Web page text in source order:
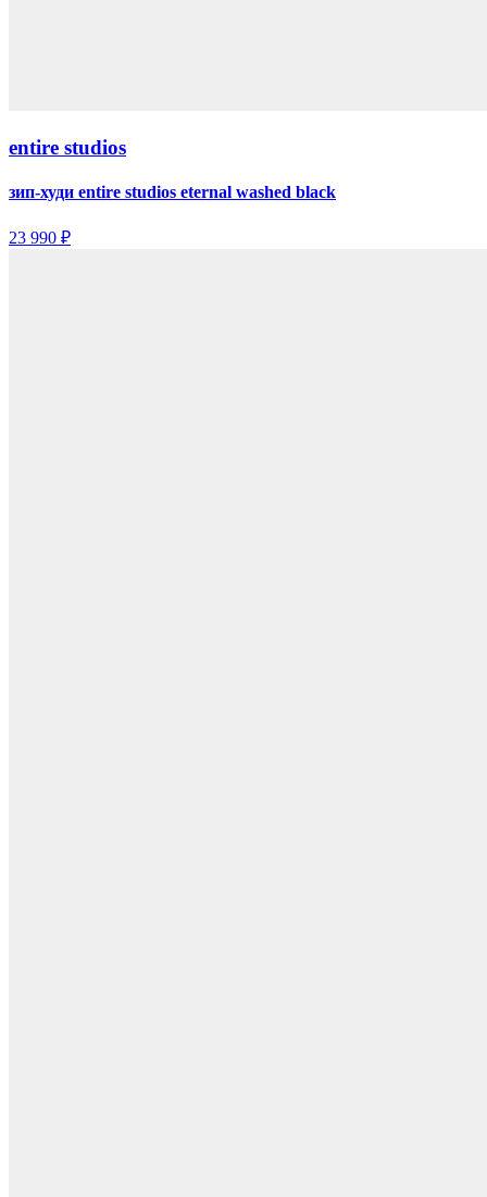
entire studios
зип-худи entire studios eternal washed black
23 990 ₽